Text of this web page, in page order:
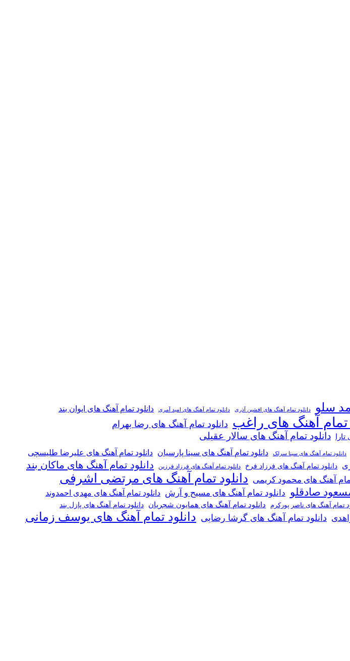
سلو دانلود تمام آهنگ های افشین آذری دانلود تمام آهنگ های امید آمری دانلود تمام آهنگ های ایوان بند
تمام آهنگ های راغب دانلود تمام آهنگ های رضا بهرام
دانلود تمام آهنگ های سالار عقیلی
دانلود تمام آهنگ های سینا سرلک دانلود تمام آهنگ های سینا پارسیان دانلود تمام آهنگ های علیرضا طلیسچی
دانلود تمام آهنگ های فرزاد فرخ دانلود تمام آهنگ های فرزاد فرزین دانلود تمام آهنگ های ماکان بند
آهنگ های محمود کریمی دانلود تمام آهنگ های مرتضی اشرفی
صادقلو دانلود تمام آهنگ های مسیح و آرش دانلود تمام آهنگ های مهدی احمدوند
تمام آهنگ های ناصر پورکرم دانلود تمام آهنگ های همایون شجریان دانلود تمام آهنگ های پازل بند
دانلود تمام آهنگ های گرشا رضایی دانلود تمام آهنگ های یوسف زمانی